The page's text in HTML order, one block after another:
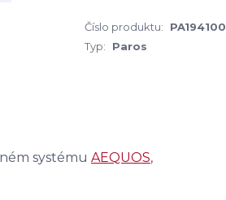
Číslo produktu: PA194100
Typ:
Paros
systému AEQUOS,